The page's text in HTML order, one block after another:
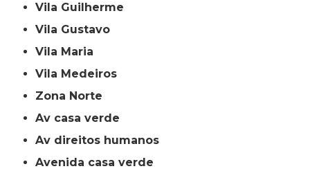
Vila Guilherme
Vila Gustavo
Vila Maria
Vila Medeiros
Zona Norte
av casa verde
av direitos humanos
avenida casa verde